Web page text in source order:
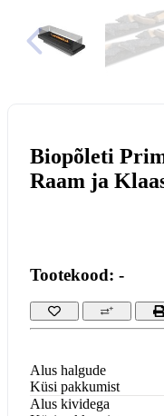
Biopõleti
Raam ja
Tootekood: -
Alus halgude
Küsi pakkumist
Alus kividega